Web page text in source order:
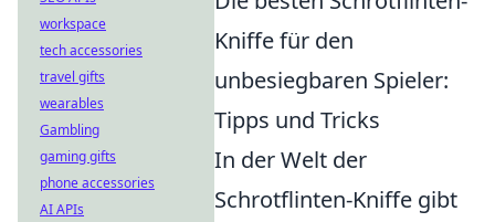
Kniffe für den
unbesiegbaren Spieler:
Tipps und Tricks
In der Welt der
Schrotflinten-Kniffe gibt
workspace
tech accessories
travel gifts
wearables
Gambling
gaming gifts
phone accessories
AI APIs